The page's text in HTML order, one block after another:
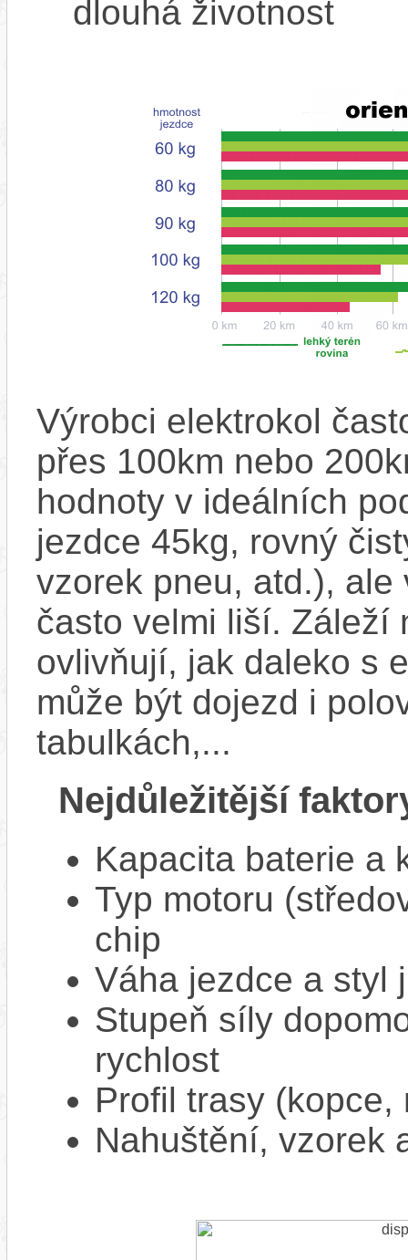
dlouhá životnost
Výrobci elektrokol
přes 100km nebo
hodnoty v ideálních
jezdce 45kg, rovný
vzorek pneu, atd.),
často velmi liší. Záleží
ovlivňují, jak daleko s
může být dojezd i
tabulkách,...
Nejdůležitější
Kapacita baterie a
Typ motoru
chip
Váha jezdce a styl
Stupeň síly
rychlost
Profil trasy
Nahuštění, vzorek